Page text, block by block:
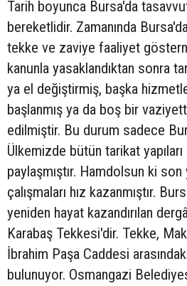
Tarih boyunca Bursa'da
bereketlidir. Zamanında
tekke ve zaviye faaliyet
kanunla yasaklandıktan sonra
ya el değiştirmiş, başka
başlanmış ya da boş bir
edilmiştir. Bu durum sadece
Ülkemizde bütün tarikat yapıları
paylaşmıştır. Hamdolsun ki
çalışmaları hız kazanmıştır.
yeniden hayat kazandırılan
Karabaş Tekkesi'dir. Tekke,
İbrahim Paşa Caddesi
bulunuyor. Osmangazi